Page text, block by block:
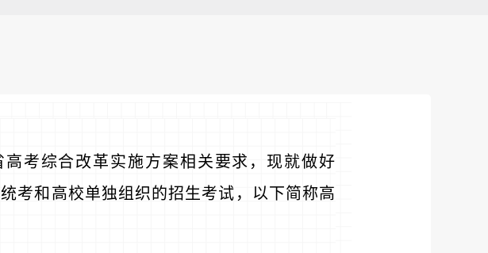
考综合改革实施方案相关要求，现就做好
考和高校单独组织的招生考试，以下简称高